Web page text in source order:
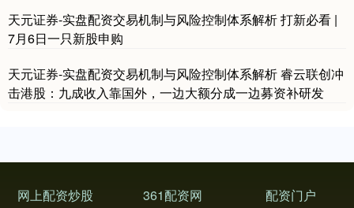
天元证券-实盘配资交易机制与风险控制体系解析 打新必看 |
7月6日一只新股申购
天元证券-实盘配资交易机制与风险控制体系解析 睿云联创冲
击港股：九成收入靠国外，一边大额分成一边募资补研发
网上配资炒股 361配资网 配资门户